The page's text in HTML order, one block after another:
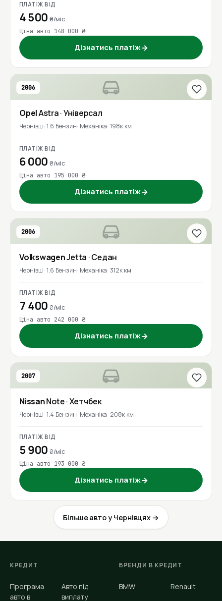
ПЛАТІЖ ВІД
4 500₴/міс
Ціна авто 148 000 ₴
Дізнатись платіж→
2006
OpelAstra· Універсал
Чернівці 1.6 Бензин Механіка 198к км
ПЛАТІЖ ВІД
6 000₴/міс
Ціна авто 195 000 ₴
Дізнатись платіж→
2006
VolkswagenJetta · Седан
Чернівці 1.6 Бензин Механіка 312к км
ПЛАТІЖ ВІД
7 400₴/міс
Ціна авто 242 000 ₴
Дізнатись платіж→
2007
NissanNote· Хетчбек
Чернівці 1.4 Бензин Механіка 208к км
ПЛАТІЖ ВІД
5 900₴/міс
Ціна авто 193 000 ₴
Дізнатись платіж→
Більше авто у Чернівцях →
КРЕДИТ
Програма
авто в
Авто під
виплату
БРЕНДИ В КРЕДИТ
BMW Renault